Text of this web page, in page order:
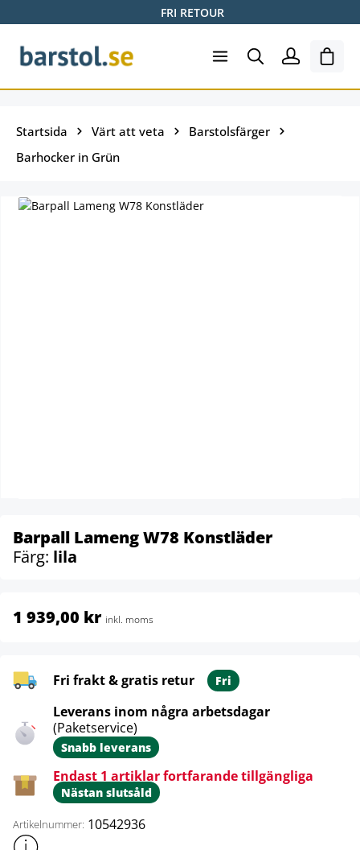
FRI RETOUR
Startsida Värt att veta
Barstolsfärger
Barhocker in Grün
Barpall Lameng W78 Konstläder
Färg: lila
1 939,00 kr inkl. moms
Fri frakt & gratis retur Fri
Leverans inom några arbetsdagar
(Paketservice)
Snabb leverans
Endast 1 artiklar fortfarande tillgängliga
Nästan slutsåld
Artikelnummer: 10542936
Visa mer produktinformation